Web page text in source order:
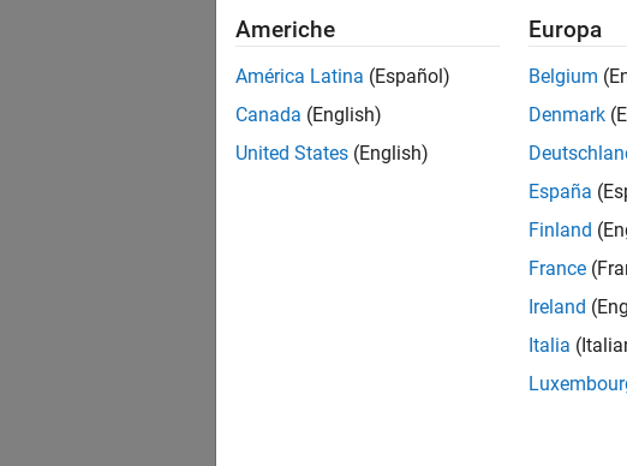
Americhe
América Latina (Español)
Canada (English)
United States (English)
Europa
Belgium
Denmark
España
Finland
France
Ireland
Italia